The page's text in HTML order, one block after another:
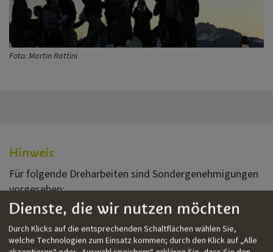
Foto: Martin Rattini
Hinweis
Für folgende Dreharbeiten sind Sondergenehmigungen
vorgesehen:
Drehen In Schutzgebieten(pdf, 99 KB)
Dreharbeiten Mit Tieren(pdf, 55 KB)
Dienste, die wir nutzen möchten
Durch Klicks auf die entsprechenden Schaltflächen wählen Sie,
welche Technologien zum Einsatz kommen; durch den Klick auf „Alle